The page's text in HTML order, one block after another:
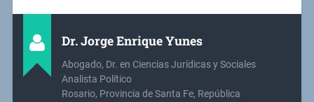
Dr. Jorge Enrique Yunes
Abogado, Dr. en Ciencias Jurídicas y Sociales
Analista Político
Rosario, Provincia de Santa Fe, República